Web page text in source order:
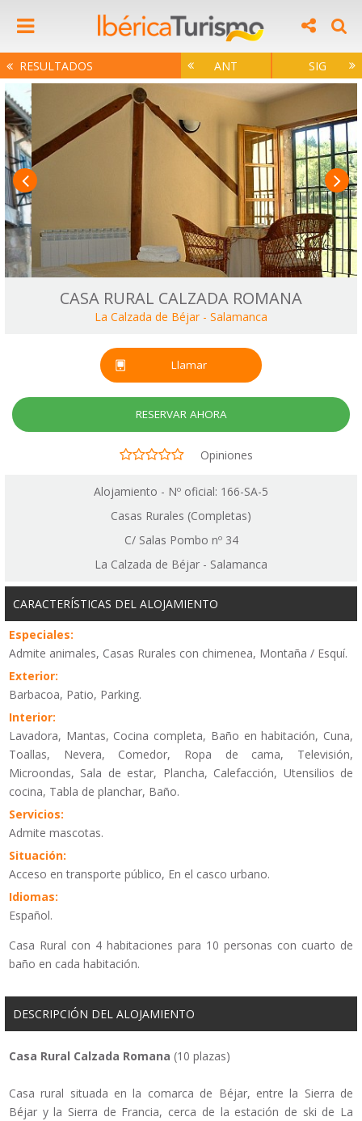
RESULTADOS ANT SIG
CASA RURAL CALZADA ROMANA
La Calzada de Béjar - Salamanca
Llamar
RESERVAR AHORA
Opiniones
Alojamiento - Nº oficial: 166-SA-5
Casas Rurales (Completas)
C/ Salas Pombo nº 34
La Calzada de Béjar - Salamanca
CARACTERÍSTICAS DEL ALOJAMIENTO
Especiales:
Admite animales, Casas Rurales con chimenea, Montaña / Esquí.
Exterior:
Barbacoa, Patio, Parking.
Interior:
Lavadora, Mantas, Cocina completa, Baño en habitación, Cuna,
Toallas, Nevera, Comedor, Ropa de cama, Televisión,
Microondas, Sala de estar, Plancha, Calefacción, Utensilios de
cocina, Tabla de planchar, Baño.
Servicios:
Admite mascotas.
Situación:
Acceso en transporte público, En el casco urbano.
Idiomas:
Español.
Casa Rural con 4 habitaciones para 10 personas con cuarto de
baño en cada habitación.
DESCRIPCIÓN DEL ALOJAMIENTO
Casa Rural Calzada Romana (10 plazas)
Casa rural situada en la comarca de Béjar, entre la Sierra de
Béjar y la Sierra de Francia, cerca de la estación de ski de La